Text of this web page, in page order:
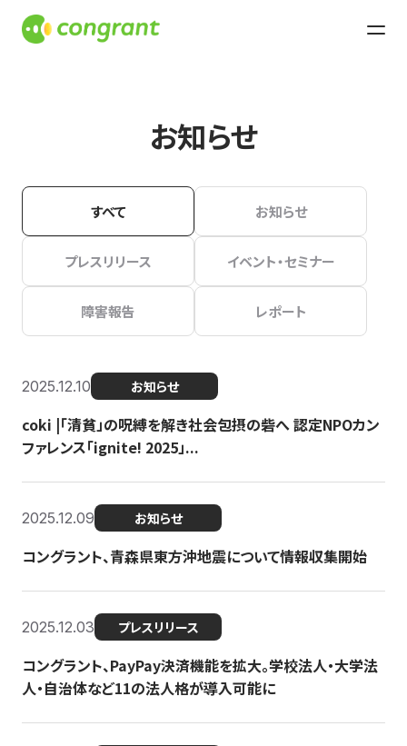
お知らせ
すべて お知らせ
プレスリリース イベント・セミナー
障害報告 レポート
2025.12.10 お知らせ
coki |「清貧」の呪縛を解き社会包摂の砦へ 認定NPOカン
ファレンス「ignite! 2025」...
2025.12.09 お知らせ
コングラント、青森県東方沖地震について情報収集開始
2025.12.03 プレスリリース
コングラント、PayPay決済機能を拡大。学校法人・大学法
人・自治体など11の法人格が導入可能に